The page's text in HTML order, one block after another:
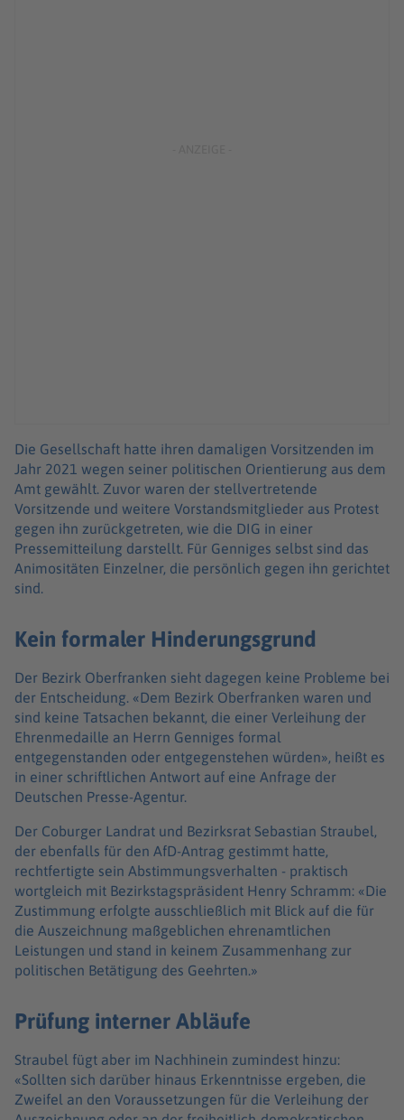
Die Gesellschaft hatte ihren damaligen Vorsitzenden im
Jahr 2021 wegen seiner politischen Orientierung aus dem
Amt gewählt. Zuvor waren der stellvertretende
Vorsitzende und weitere Vorstandsmitglieder aus Protest
gegen ihn zurückgetreten, wie die DIG in einer
Pressemitteilung darstellt. Für Genniges selbst sind das
Animositäten Einzelner, die persönlich gegen ihn gerichtet
sind.
Kein formaler Hinderungsgrund
Der Bezirk Oberfranken sieht dagegen keine Probleme bei
der Entscheidung. «Dem Bezirk Oberfranken waren und
sind keine Tatsachen bekannt, die einer Verleihung der
Ehrenmedaille an Herrn Genniges formal
entgegenstanden oder entgegenstehen würden», heißt es
in einer schriftlichen Antwort auf eine Anfrage der
Deutschen Presse-Agentur.
Der Coburger Landrat und Bezirksrat Sebastian Straubel,
der ebenfalls für den AfD-Antrag gestimmt hatte,
rechtfertigte sein Abstimmungsverhalten - praktisch
wortgleich mit Bezirkstagspräsident Henry Schramm: «Die
Zustimmung erfolgte ausschließlich mit Blick auf die für
die Auszeichnung maßgeblichen ehrenamtlichen
Leistungen und stand in keinem Zusammenhang zur
politischen Betätigung des Geehrten.»
Prüfung interner Abläufe
Straubel fügt aber im Nachhinein zumindest hinzu:
«Sollten sich darüber hinaus Erkenntnisse ergeben, die
Zweifel an den Voraussetzungen für die Verleihung der